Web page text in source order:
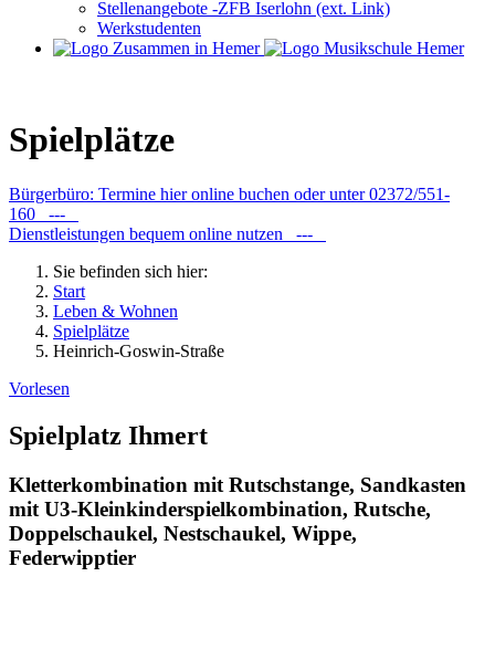
Stellenangebote -ZFB Iserlohn (ext. Link)
Werkstudenten
Spielplätze
Bürgerbüro: Termine hier online buchen oder unter 02372/551-
160 ---
Dienstleistungen bequem online nutzen ---
Sie befinden sich hier:
Start
Leben & Wohnen
Spielplätze
Heinrich-Goswin-Straße
Vorlesen
Spielplatz Ihmert
Kletterkombination mit Rutschstange, Sandkasten
mit U3-Kleinkinderspielkombination, Rutsche,
Doppelschaukel, Nestschaukel, Wippe,
Federwipptier